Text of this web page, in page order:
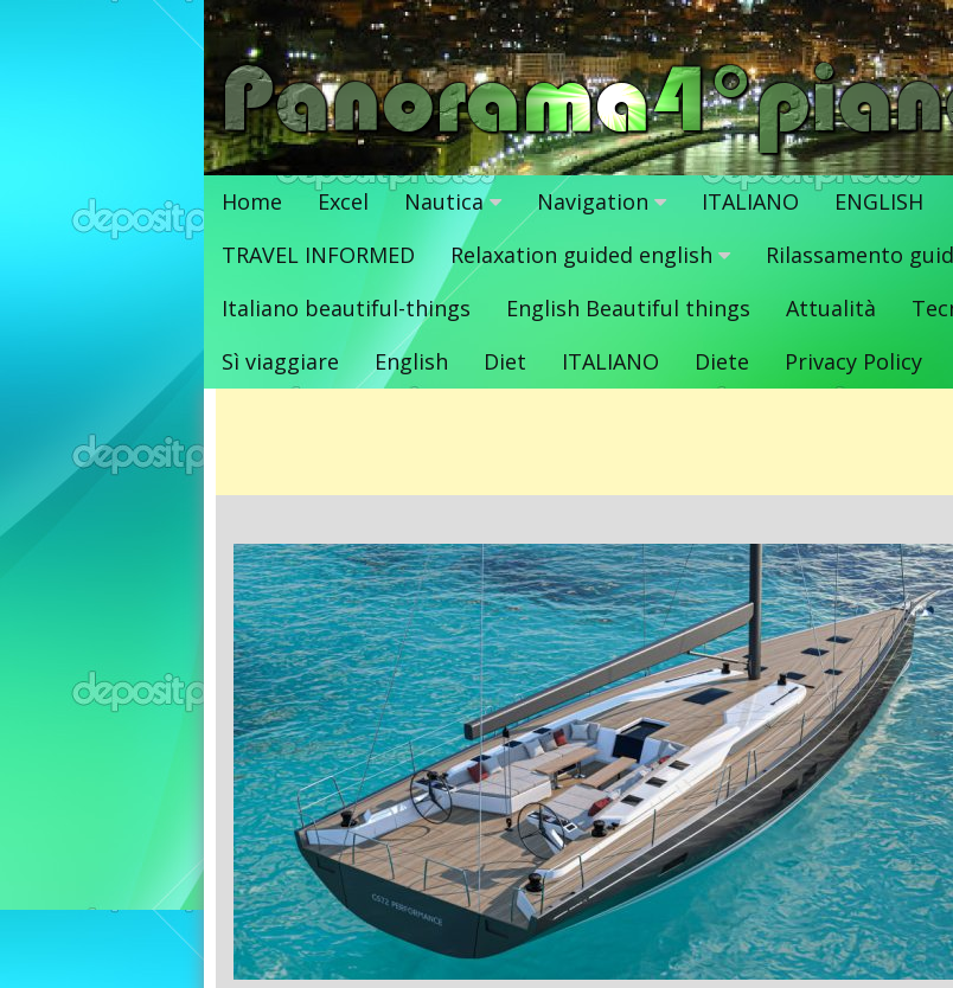
Vai
contenuto
Home Excel Nautica Navigation ITALIANO ENGLISH
TRAVEL INFORMED
Relaxation guided english Rilassamento
Italiano beautiful-things
English Beautiful things Attualità
Sì viaggiare
English Diet ITALIANO Diete Privacy Policy